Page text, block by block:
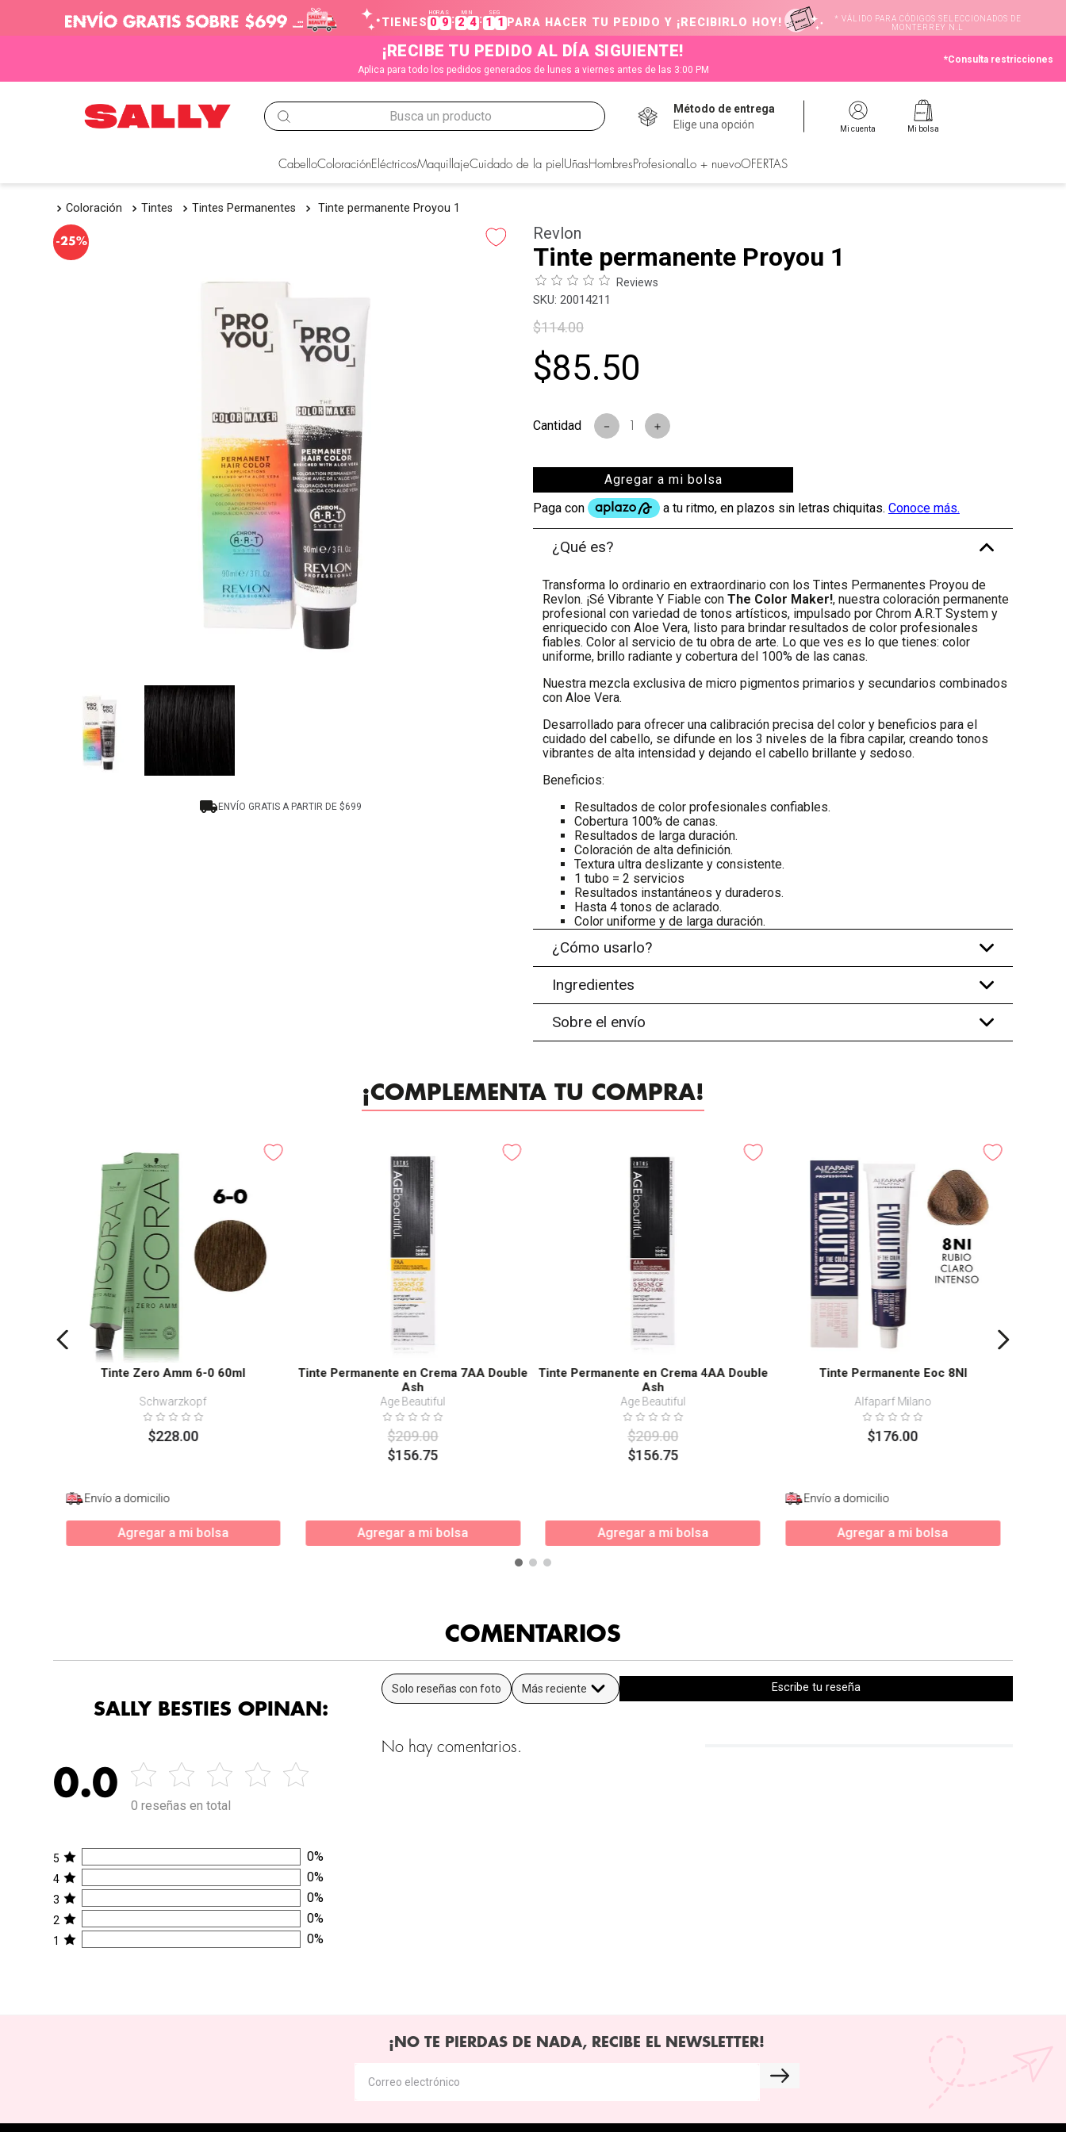
TIENES
HORAS
0 9 :
MIN
2 4:
SEG
1 0 PARA HACER TU PEDIDO Y ¡RECIBIRLO HOY!
* VÁLIDO PARA CÓDIGOS SELECCIONADOS DE
MONTERREY N.L
¡RECIBE TU PEDIDO AL DÍA SIGUIENTE!
Aplica para todo los pedidos generados de lunes a viernes antes de las 3:00 PM
*Consulta restricciones
Busca un producto
Método de entrega
Elige una opción
Mi cuenta Mi bolsa
CabelloColoraciónEléctricosMaquillajeCuidado de la piel Uñas Hombres Profesional Lo + nuevoOFERTAS
Coloración Tintes Tintes Permanentes Tinte permanente Proyou 1
-25%
ENVÍO GRATIS A PARTIR DE $699
Revlon
Tinte permanente Proyou 1
Reviews
: 20014211
$114.00
$85.50
＋
－
Agregar a mi bolsa
¿Qué es? -
Transforma lo ordinario en extraordinario con los Tintes Permanentes Proyou de
Revlon. ¡Sé Vibrante Y Fiable con The Color Maker!, nuestra coloración permanente
profesional con variedad de tonos artísticos, impulsado por Chrom A.R.T System y
enriquecido con Aloe Vera, listo para brindar resultados de color profesionales
fiables. Color al servicio de tu obra de arte. Lo que ves es lo que tienes: color
uniforme, brillo radiante y cobertura del 100% de las canas.
Nuestra mezcla exclusiva de micro pigmentos primarios y secundarios combinados
con Aloe Vera.
Desarrollado para ofrecer una calibración precisa del color y beneficios para el
cuidado del cabello, se difunde en los 3 niveles de la fibra capilar, creando tonos
vibrantes de alta intensidad y dejando el cabello brillante y sedoso.
Beneficios:
Resultados de color profesionales confiables.
Cobertura 100% de canas.
Resultados de larga duración.
Coloración de alta definición.
Textura ultra deslizante y consistente.
1 tubo = 2 servicios
Resultados instantáneos y duraderos.
Hasta 4 tonos de aclarado.
Color uniforme y de larga duración.
¿Cómo usarlo? +
Ingredientes +
Sobre el envío +
¡COMPLEMENTA TU COMPRA!
Tinte Zero Amm 6-0 60ml
Schwarzkopf
$228.00
Envío a domicilio
Agregar a mi bolsa
Tinte Permanente en Crema 7AA Double
Ash
Age Beautiful
$209.00
$156.75
Agregar a mi bolsa
Tinte Permanente en Crema 4AA Double
Ash
Age Beautiful
$209.00
$156.75
Agregar a mi bolsa
Tinte Permanente Eoc 8NI
Alfaparf Milano
$176.00
Envío a domicilio
Agregar a mi bolsa
COMENTARIOS
SALLY BESTIES OPINAN:
0.0
0 reseñas en total
5 0%
4 0%
3 0%
2 0%
1 0%
Solo reseñas con foto Más reciente Escribe tu reseña
No hay comentarios.
¡NO TE PIERDAS DE NADA, RECIBE EL NEWSLETTER!
TÉRMINOS MÁS BUSCADOS
2. igora
6. manic panic
7. protectores termicos
9 .
centella